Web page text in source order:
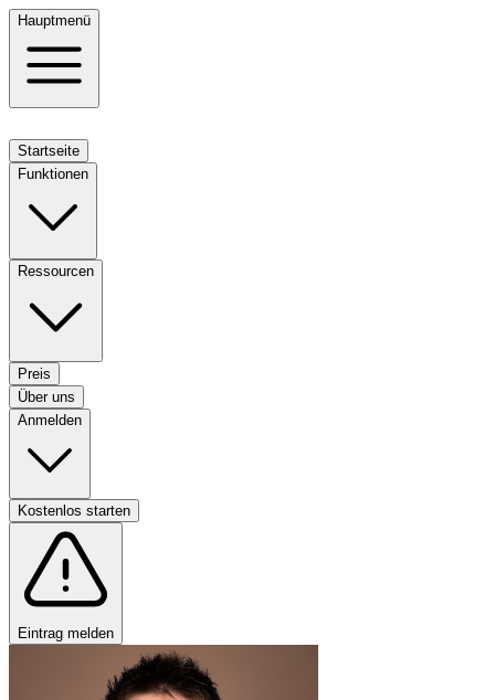
Hauptmenü
Startseite
Funktionen
Ressourcen
Preis
Über uns
Anmelden
Kostenlos starten
Eintrag melden